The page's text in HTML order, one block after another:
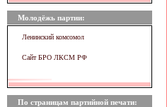
Молодёжь партии:
Ленинский комсомол
Сайт БРО ЛКСМ РФ
По страницам партийной печати: